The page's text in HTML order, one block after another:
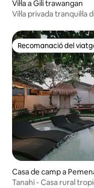
Vil·la a Gili trawangan
Vil·la privada
Recomanació del
Recomanació del
Casa de camp a
Tanahi - Casa rural